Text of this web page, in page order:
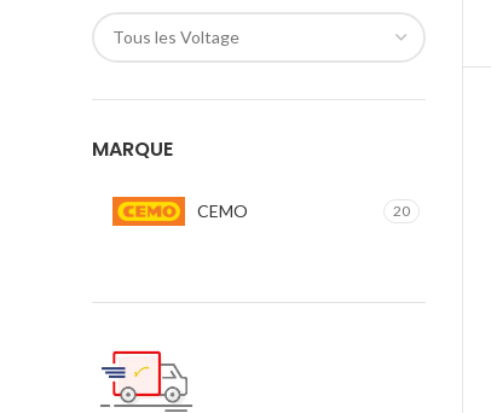
Tous les Voltage
MARQUE
CEMO 20